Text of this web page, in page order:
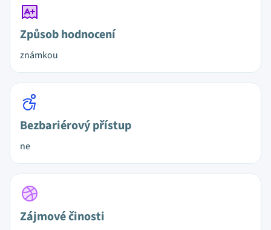
Způsob hodnocení
známkou
Bezbariérový přístup
ne
Zájmové činosti